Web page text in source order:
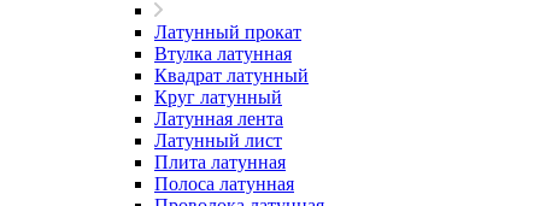
Латунный прокат
Втулка латунная
Квадрат латунный
Круг латунный
Латунная лента
Латунный лист
Плита латунная
Полоса латунная